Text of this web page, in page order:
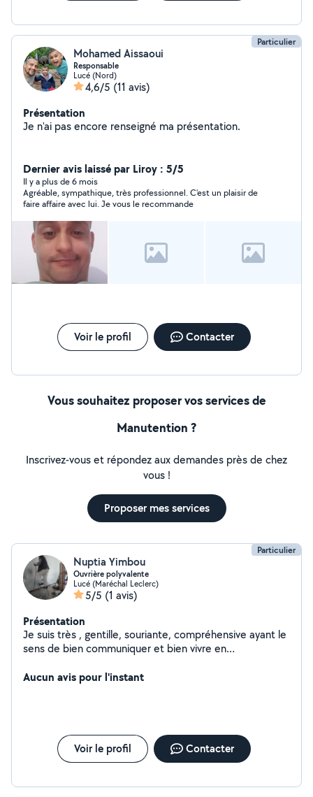
Particulier
Mohamed Aissaoui
Responsable
Lucé (Nord)
4,6/5 (11 avis)
Présentation
Je n'ai pas encore renseigné ma présentation.
Dernier avis laissé par Liroy : 5/5
Il y a plus de 6 mois
Agréable, sympathique, très professionnel. C'est un plaisir de
faire affaire avec lui. Je vous le recommande
Voir le profil Contacter
Vous souhaitez proposer vos services de
Manutention ?
Inscrivez-vous et répondez aux demandes près de chez
vous !
Proposer mes services
Particulier
Nuptia Yimbou
Ouvrière polyvalente
Lucé (Maréchal Leclerc)
5/5 (1 avis)
Présentation
Je suis très , gentille, souriante, compréhensive ayant le
sens de bien communiquer et bien vivre en
Aucun avis pour l'instant
Voir le profil Contacter